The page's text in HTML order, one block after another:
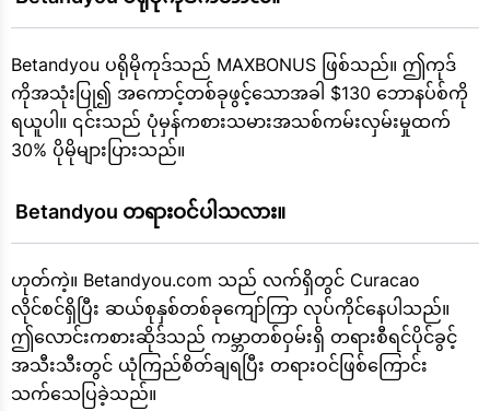
Betandyou ပရိုမိုကုဒ်သည် MAXBONUS ဖြစ်သည်။ ဤကုဒ်
ကိုအသုံးပြု၍ အကောင့်တစ်ခုဖွင့်သောအခါ $130 ဘောနပ်စ်ကို
ရယူပါ။ ၎င်းသည် ပုံမှန်ကစားသမားအသစ်ကမ်းလှမ်းမှုထက်
30% ပိုမိုများပြားသည်။
Betandyou တရားဝင်ပါသလား။
ဟုတ်ကဲ့။ Betandyou.com သည် လက်ရှိတွင် Curacao
လိုင်စင်ရှိပြီး ဆယ်စုနှစ်တစ်ခုကျော်ကြာ လုပ်ကိုင်နေပါသည်။
ဤလောင်းကစားဆိုဒ်သည် ကမ္ဘာတစ်ဝှမ်းရှိ တရားစီရင်ပိုင်ခွင့်
အသီးသီးတွင် ယုံကြည်စိတ်ချရပြီး တရားဝင်ဖြစ်ကြောင်း
သက်သေပြခဲ့သည်။